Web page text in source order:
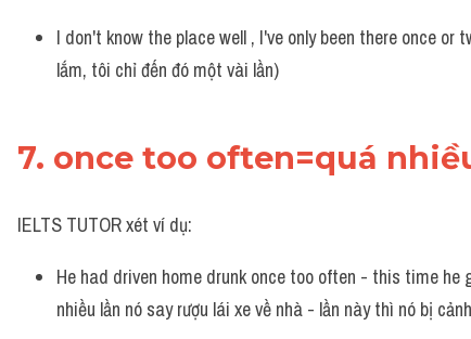
I don't know the place well , I've only been there once
lắm, tôi chỉ đến đó một vài lần)
7. once too often=quá
IELTS TUTOR xét ví dụ:
He had driven home drunk once too often - this time
nhiều lần nó say rượu lái xe về nhà - lần này thì nó bị